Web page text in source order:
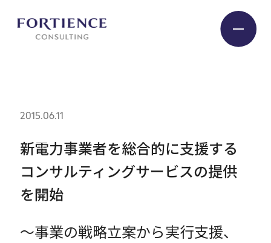
Service
Insight
Expert
新電力事業者を総合的に支援する
コンサルティングサービスの提供
を開始
～事業の戦略立案から実行支援、
2015.06.11